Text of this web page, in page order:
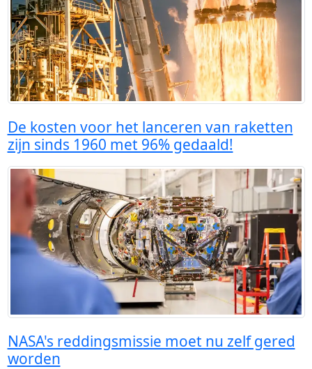
De kosten voor het lanceren van raketten
zijn sinds 1960 met 96% gedaald!
NASA's reddingsmissie moet nu zelf gered
worden